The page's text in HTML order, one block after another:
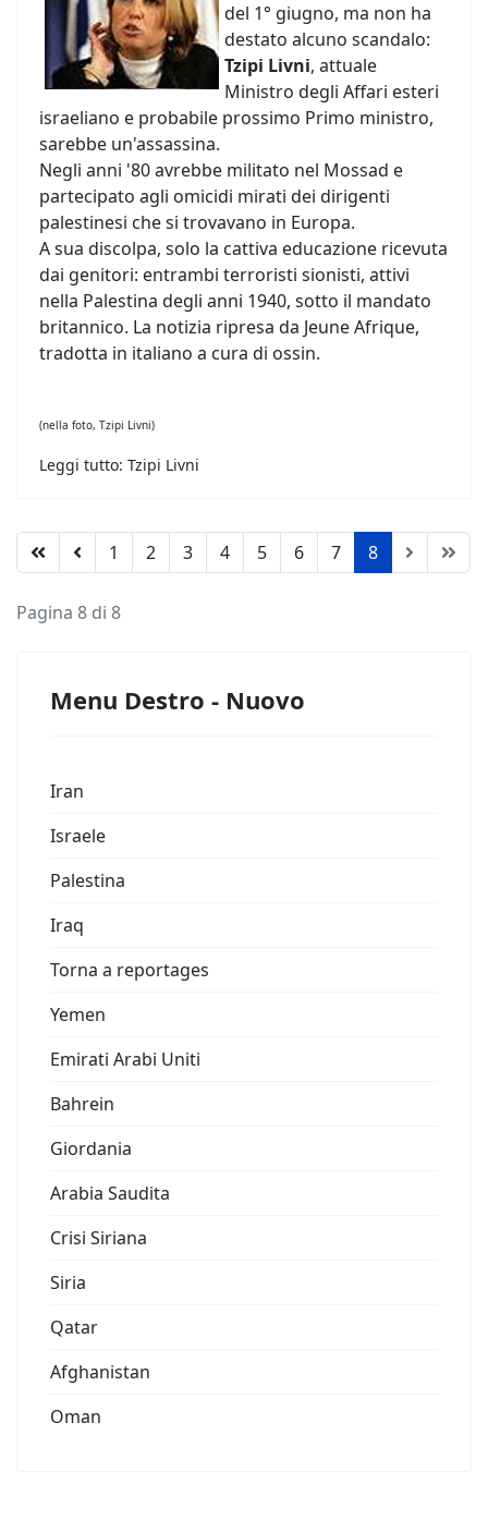
del 1° giugno, ma non ha
destato alcuno scandalo:
Tzipi Livni, attuale
Ministro degli Affari esteri
israeliano e probabile prossimo Primo ministro,
sarebbe un'assassina.
Negli anni '80 avrebbe militato nel Mossad e
partecipato agli omicidi mirati dei dirigenti
palestinesi che si trovavano in Europa.
A sua discolpa, solo la cattiva educazione ricevuta
dai genitori: entrambi terroristi sionisti, attivi
nella Palestina degli anni 1940, sotto il mandato
britannico. La notizia ripresa da Jeune Afrique,
tradotta in italiano a cura di ossin.
(nella foto, Tzipi Livni)
Leggi tutto: Tzipi Livni
1 2 3 4 5 6 7 8
Pagina 8 di 8
Menu Destro - Nuovo
Iran
Israele
Palestina
Iraq
Torna a reportages
Yemen
Emirati Arabi Uniti
Bahrein
Giordania
Arabia Saudita
Crisi Siriana
Siria
Qatar
Afghanistan
Oman